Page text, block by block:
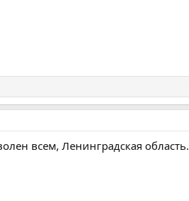
всем, Ленинградская область.